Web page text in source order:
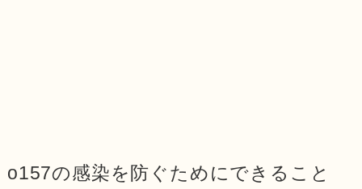
o157の感染を防ぐためにできること